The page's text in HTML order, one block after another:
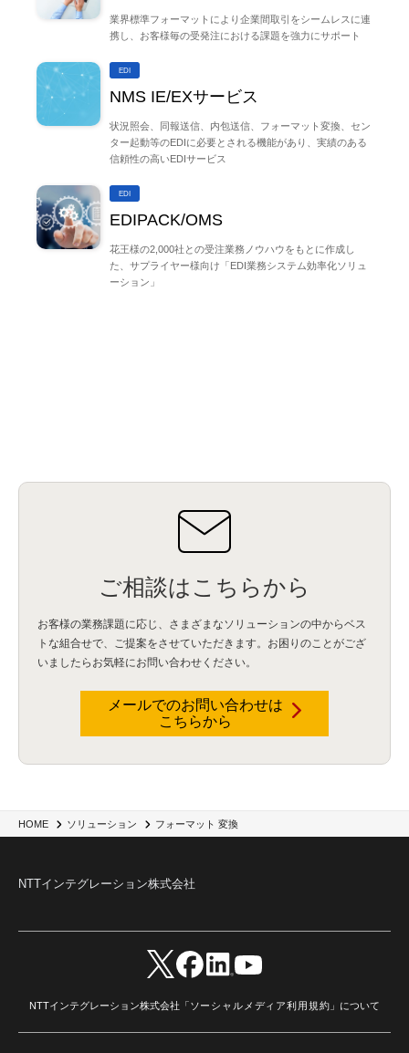
HOME ソリューション フォーマット 変換
業界標準フォーマットにより企業間取引をシームレスに連
携し、お客様毎の受発注における課題を強力にサポート
EDI
NMS IE/EXサービス
状況照会、同報送信、内包送信、フォーマット変換、セン
ター起動等のEDIに必要とされる機能があり、実績のある
信頼性の高いEDIサービス
EDI
EDIPACK/OMS
花王様の2,000社との受注業務ノウハウをもとに作成し
た、サプライヤー様向け「EDI業務システム効率化ソリュ
ーション」
ご相談はこちらから
お客様の業務課題に応じ、さまざまなソリューションの中からベス
トな組合せで、
ご提案をさせていただきます。お困りのことがござ
いましたらお気軽にお問い合わせください。
メールでのお問い合わせは
こちらから
NTTインテグレーション株式会社
NTTインテグレーション株式会社「ソーシャルメディア利用規約 」について